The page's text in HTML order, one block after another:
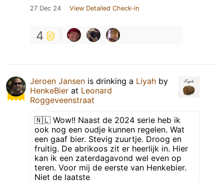
27 Dec 24 View Detailed Check-in
4
Jeroen Jansen is drinking a Liyah by
HenkeBier at Leonard
Roggeveenstraat
🇳🇱 Wow!! Naast de 2024 serie heb ik
ook nog een oudje kunnen regelen. Wat
een gaaf bier. Stevig zuurtje. Droog en
fruitig. De abrikoos zit er heerlijk in. Hier
kan ik een zaterdagavond wel even op
teren. Voor mij de eerste van Henkebier.
Niet de laatste